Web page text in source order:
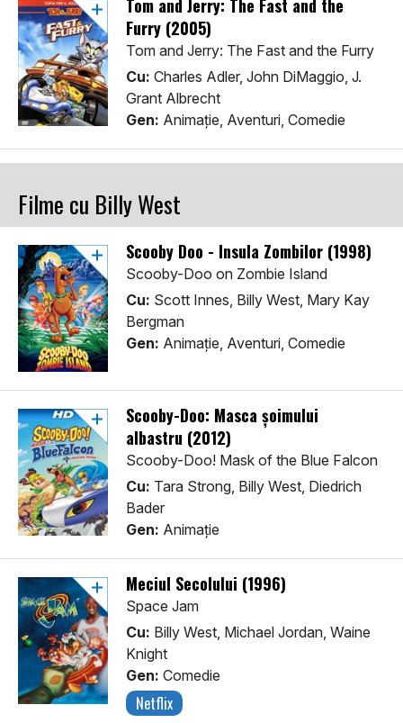
Tom and Jerry: The Fast and the
Furry (2005)
Tom and Jerry: The Fast and the Furry
Cu: Charles Adler, John DiMaggio, J.
Grant Albrecht
Gen: Animaţie, Aventuri, Comedie
Filme cu Billy West
Scooby Doo - Insula Zombilor (1998)
Scooby-Doo on Zombie Island
Cu: Scott Innes, Billy West, Mary Kay
Bergman
Gen: Animaţie, Aventuri, Comedie
Scooby-Doo: Masca șoimului
albastru (2012)
Scooby-Doo! Mask of the Blue Falcon
Cu: Tara Strong, Billy West, Diedrich
Bader
Gen: Animaţie
Meciul Secolului (1996)
Space Jam
Cu: Billy West, Michael Jordan, Waine
Knight
Gen: Comedie
Netflix